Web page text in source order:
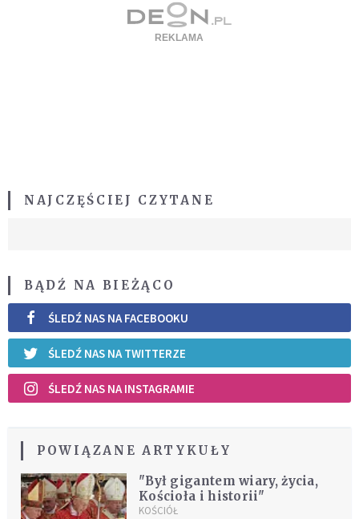
NAJCZĘŚCIEJ CZYTANE
BĄDŹ NA BIEŻĄCO
ŚLEDŹ NAS NA FACEBOOKU
ŚLEDŹ NAS NA TWITTERZE
ŚLEDŹ NAS NA INSTAGRAMIE
POWIĄZANE ARTYKUŁY
"Był gigantem wiary, życia,
Kościoła i historii"
KOŚCIÓŁ